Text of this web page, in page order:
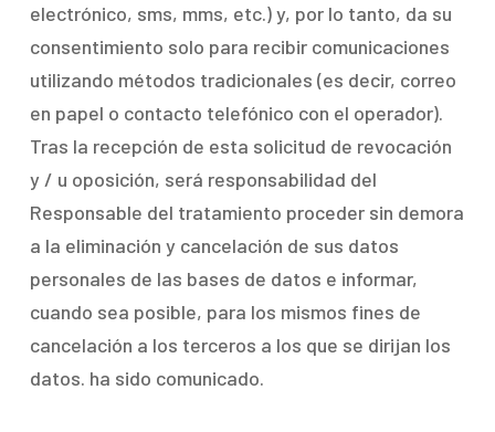
electrónico, sms, mms, etc.) y, por lo tanto, da su
consentimiento solo para recibir comunicaciones
utilizando métodos tradicionales (es decir, correo
en papel o contacto telefónico con el operador).
Tras la recepción de esta solicitud de revocación
y / u oposición, será responsabilidad del
Responsable del tratamiento proceder sin demora
a la eliminación y cancelación de sus datos
personales de las bases de datos e informar,
cuando sea posible, para los mismos fines de
cancelación a los terceros a los que se dirijan los
datos. ha sido comunicado.